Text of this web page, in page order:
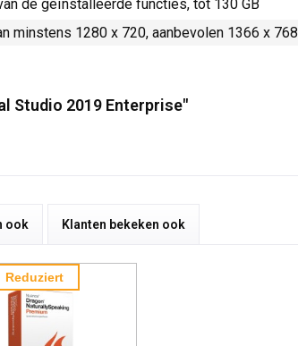
de geïnstalleerde functies, tot 130 GB
minstens 1280 x 720, aanbevolen 1366 x 768
Studio 2019 Enterprise"
ook Klanten bekeken ook
Reduziert